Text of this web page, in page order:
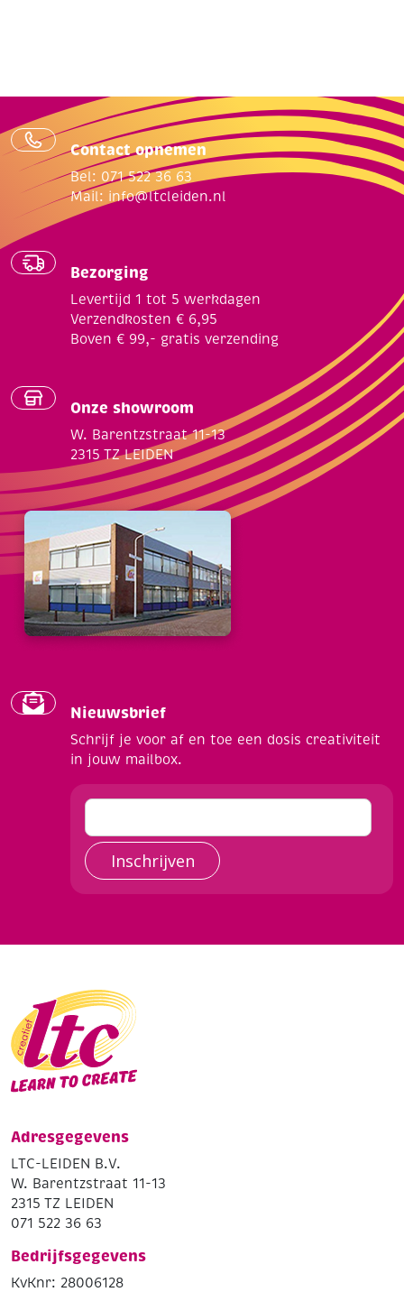
Contact opnemen
Bel: 071 522 36 63
Mail: info@ltcleiden.nl
Bezorging
Levertijd 1 tot 5 werkdagen
Verzendkosten € 6,95
Boven € 99,- gratis verzending
Onze showroom
W. Barentzstraat 11-13
2315 TZ LEIDEN
Nieuwsbrief
Schrijf je voor af en toe een dosis creativiteit
in jouw mailbox.
Inschrijven
Adresgegevens
LTC-LEIDEN B.V.
W. Barentzstraat 11-13
2315 TZ LEIDEN
071 522 36 63
Bedrijfsgegevens
KvKnr: 28006128